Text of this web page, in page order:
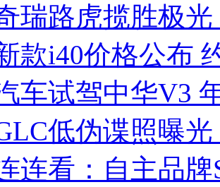
瑞路虎揽胜极
款i40价格公布
车试驾中华V3
低伪谍照曝
连看：自主品牌